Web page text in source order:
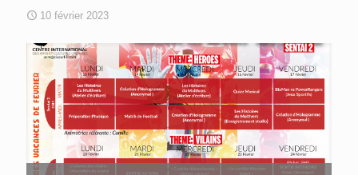
10 février 2023